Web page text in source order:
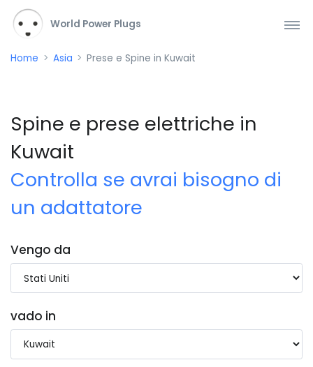
World Power Plugs
Home Asia Prese e Spine in Kuwait
Spine e prese elettriche in
Kuwait
Controlla se avrai bisogno di
un adattatore
Vengo da
vado in